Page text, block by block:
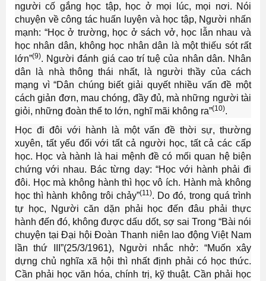
người cố gắng học tập, học ở mọi lúc, mọi nơi. Nói
chuyện về công tác huấn luyện và học tập, Người nhấn
mạnh: “Học ở trường, học ở sách vở, học lẫn nhau và
học nhân dân, không học nhân dân là một thiếu sót rất
lớn”(9). Người đánh giá cao trí tuệ của nhân dân. Nhân
dân là nhà thông thái nhất, là người thầy của cách
mạng vì “Dân chúng biết giải quyết nhiều vấn đề một
cách giản đơn, mau chóng, đầy đủ, mà những người tài
giỏi, những đoàn thể to lớn, nghĩ mãi không ra”(10).
Học đi đôi với hành là một vấn đề thời sự, thường
xuyên, tất yếu đối với tất cả người học, tất cả các cấp
học. Học và hành là hai mệnh đề có mối quan hệ biện
chứng với nhau. Bác từng dạy: “Học với hành phải đi
đôi. Học mà không hành thì học vô ích. Hành mà không
học thì hành không trôi chảy”(11). Do đó, trong quá trình
tự học, Người căn dặn phải học đến đâu phải thực
hành đến đó, không được dấu dốt, sợ sai Trong “Bài nói
chuyện tại Đại hội Đoàn Thanh niên lao động Việt Nam
lần thứ III”(25/3/1961), Người nhắc nhở: “Muốn xây
dựng chủ nghĩa xã hội thì nhất định phải có học thức.
Cần phải học văn hóa, chính trị, kỹ thuật. Cần phải học